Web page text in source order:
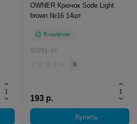
OWNER Крючок Sode Light
brown №16 14шт
В наличии
50281-16
0
193 р.
Купить